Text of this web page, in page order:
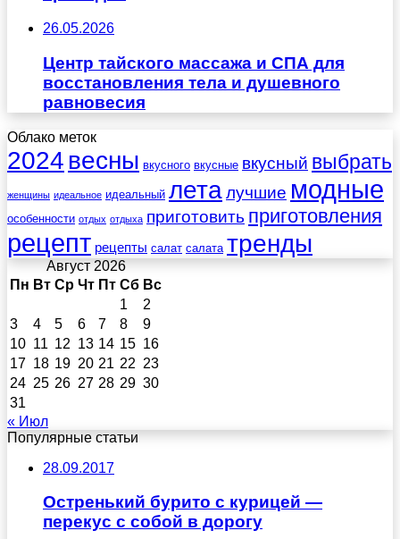
26.05.2026
Центр тайского массажа и СПА для
восстановления тела и душевного
равновесия
Облако меток
2024 весны вкусного вкусные вкусный выбрать
женщины идеальное идеальный леталучшие модные
особенности отдых отдыха приготовить приготовления
рецепт рецепты салат салата тренды
Август 2026
Пн Вт Ср Чт Пт Сб Вс
1
2
3
4 5 6 7 8
9
10 11 12 13 14 15 16
17 18 19 20 21 22 23
24 25 26 27 28 29 30
31
« Июл
Популярные статьи
28.09.2017
Остренький бурито с курицей —
перекус с собой в дорогу